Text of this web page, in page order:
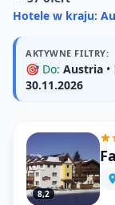
Hotele w kraju:
AKTYWNE FILTRY:
🎯 Do: Austria
30.11.2026
8,2